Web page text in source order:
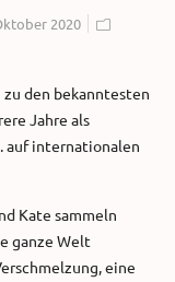
2020
zu den bekanntesten
Jahre als
internationalen
Kate sammeln
ganze Welt
eine